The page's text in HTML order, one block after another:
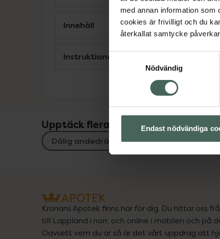
med annan information som
cookies är frivilligt och du
återkallat samtycke
Samtyckesval
Nödvändig
Endast nödvändiga
Innehåll
Instruktioner
Upptäck flera produkter inom
Dålig andedräkt Mun och tänder
Kronans Apotek finns här för dig. Du hittar oss
till Lappland i norr, och online i mobilen och på
Oavsett vem du är så är det vårt uppdrag att